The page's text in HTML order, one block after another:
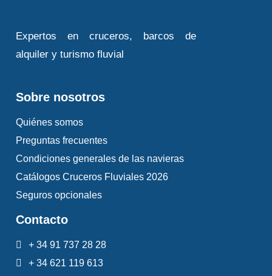
Expertos en cruceros, barcos de
alquiler y turismo fluvial
Sobre nosotros
Quiénes somos
Preguntas frecuentes
Condiciones generales de las navieras
Catálogos Cruceros Fluviales 2026
Seguros opcionales
Contacto
+ 34 91 737 28 28
+ 34 621 119 613